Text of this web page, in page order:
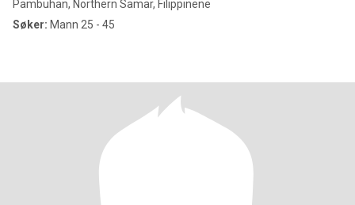
Pambuhan, Northern Samar, Filippinene
Søker: Mann 25 - 45